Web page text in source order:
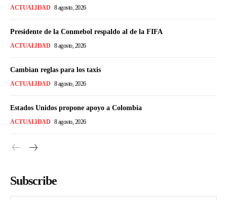
ACTUALIDAD 8 agosto, 2026
Presidente de la Conmebol respaldo al de la FIFA
ACTUALIDAD 8 agosto, 2026
Cambian reglas para los taxis
ACTUALIDAD 8 agosto, 2026
Estados Unidos propone apoyo a Colombia
ACTUALIDAD 8 agosto, 2026
Subscribe